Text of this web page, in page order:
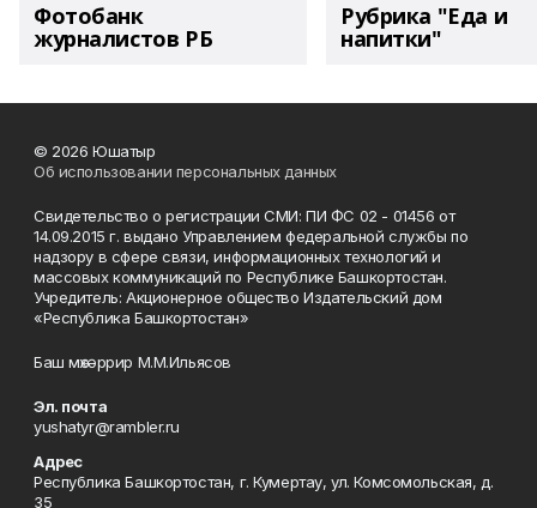
Фотобанк
журналистов РБ
Рубрика "Еда и
напитки"
© 2026 Юшатыр
Об использовании персональных данных
Свидетельство о регистрации СМИ: ПИ ФС 02 - 01456 от
14.09.2015 г. выдано Управлением федеральной службы по
надзору в сфере связи, информационных технологий и
массовых коммуникаций по Республике Башкортостан.
Учредитель: Акционерное общество Издательский дом
«Республика Башкортостан»
Баш мөхәррир М.М.Ильясов
Эл. почта
yushatyr@rambler.ru
Адрес
Республика Башкортостан, г. Кумертау, ул. Комсомольская, д.
35